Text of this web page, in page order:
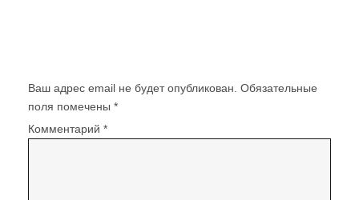
Ваш адрес email не будет опубликован. Обязательные
поля помечены *
Комментарий *